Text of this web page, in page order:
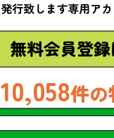
10,058件の